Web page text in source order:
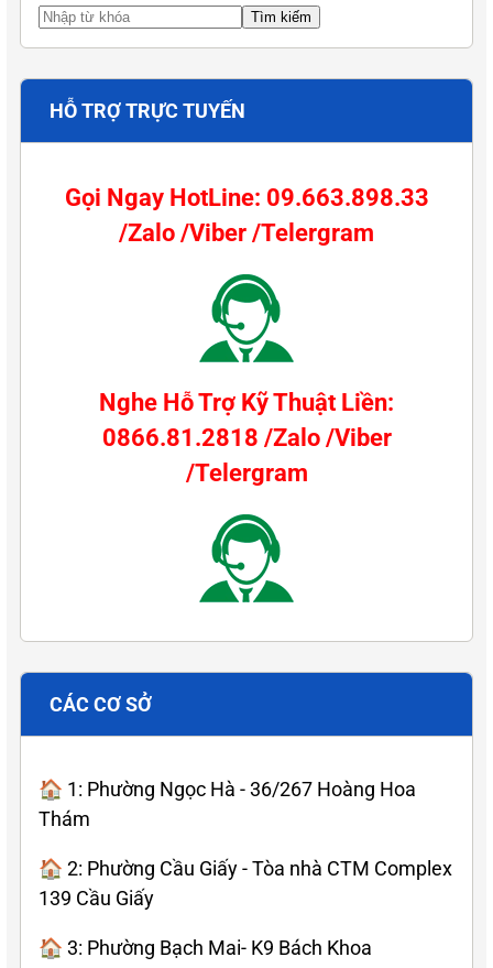
HỖ TRỢ TRỰC TUYẾN
Gọi Ngay HotLine: 09.663.898.33
/Zalo /Viber /Telergram
Nghe Hỗ Trợ Kỹ Thuật Liền:
0866.81.2818 /Zalo /Viber
/Telergram
CÁC CƠ SỞ
🏠 1: Phường Ngọc Hà - 36/267 Hoàng Hoa
Thám
🏠 2: Phường Cầu Giấy - Tòa nhà CTM Complex
139 Cầu Giấy
🏠 3: Phường Bạch Mai- K9 Bách Khoa